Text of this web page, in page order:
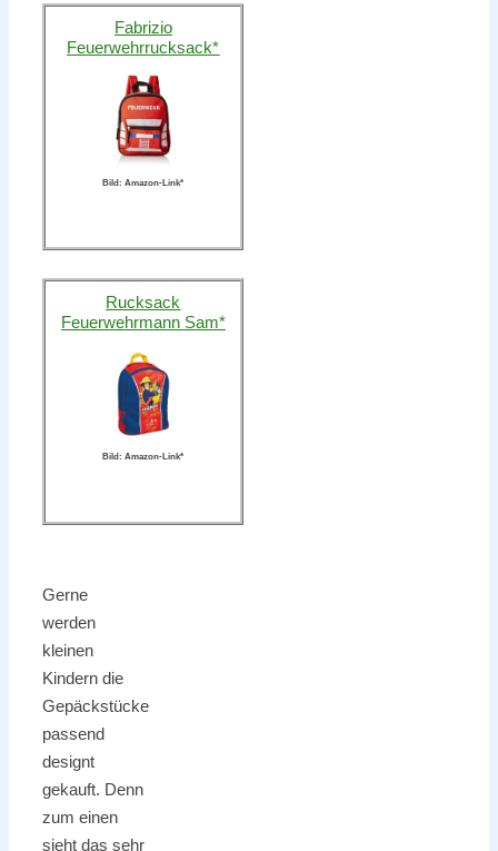
Fabrizio
Feuerwehrrucksack*
Bild: Amazon-Link*
Rucksack
Feuerwehrmann Sam*
Bild: Amazon-Link*
Gerne
werden
kleinen
Kindern die
Gepäckstücke
passend
designt
gekauft. Denn
zum einen
sieht das sehr